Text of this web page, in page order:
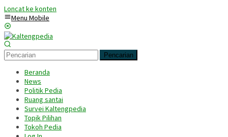
Loncat ke konten
Menu Mobile
Pencarian
Beranda
News
Politik Pedia
Ruang santai
Survei Kaltengpedia
Topik Pilihan
Tokoh Pedia